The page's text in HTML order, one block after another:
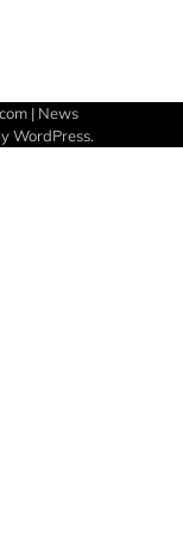
| News
WordPress.